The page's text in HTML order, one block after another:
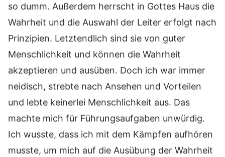
so dumm. Außerdem herrscht in Gottes Haus die
Wahrheit und die Auswahl der Leiter erfolgt nach
Prinzipien. Letztendlich sind sie von guter
Menschlichkeit und können die Wahrheit
akzeptieren und ausüben. Doch ich war immer
neidisch, strebte nach Ansehen und Vorteilen
und lebte keinerlei Menschlichkeit aus. Das
machte mich für Führungsaufgaben unwürdig.
Ich wusste, dass ich mit dem Kämpfen aufhören
musste, um mich auf die Ausübung der Wahrheit